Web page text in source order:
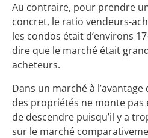
Au contraire, pour prendre
concret, le ratio vendeurs-
les condos était d’environs
dire que le marché était
acheteurs.
Dans un marché à
des propriétés ne monte pas
de descendre puisqu’il y a
sur le marché